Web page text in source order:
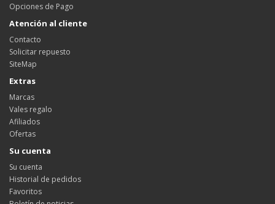
Opciones de Pago
Atención al cliente
Contacto
Solicitar repuesto
SiteMap
Extras
Marcas
Vales regalo
Afiliados
Ofertas
Su cuenta
Su cuenta
Historial de pedidos
Favoritos